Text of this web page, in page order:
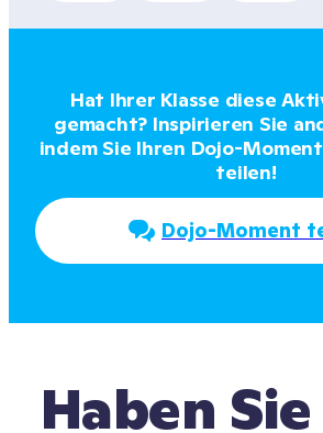
Hat Ihrer Klasse diese
gemacht? Inspirieren Sie
indem Sie Ihren Dojo-
teilen!
Dojo-Moment
Haben